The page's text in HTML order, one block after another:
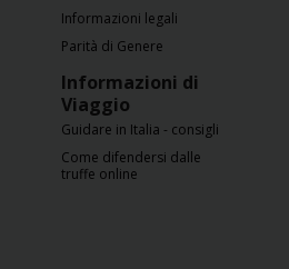
Informazioni legali
Parità di Genere
Informazioni di
Viaggio
Guidare in Italia - consigli
Come difendersi dalle
truffe online